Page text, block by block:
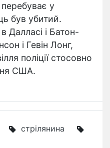
у
був убитий.
Далласі і Батон-
і Гевін Лонг,
поліції стосовно
США.
стрілянина